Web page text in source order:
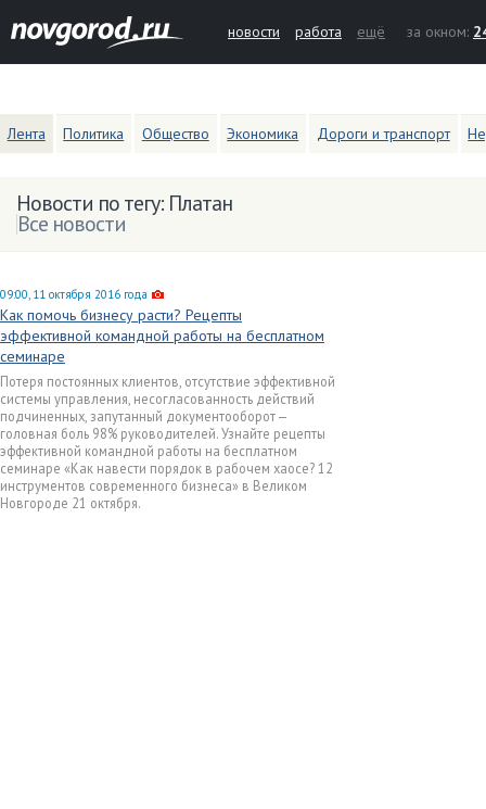
новости работа ещё за окном:
Лента Политика Общество Экономика Дороги и транспорт
Новости по тегу: Платан
Все новости
09:00, 11 октября 2016 года
Как помочь бизнесу расти? Рецепты
эффективной командной работы на бесплатном
семинаре
Потеря постоянных клиентов, отсутствие эффективной
системы управления, несогласованность действий
подчиненных, запутанный документооборот —
головная боль 98% руководителей. Узнайте рецепты
эффективной командной работы на бесплатном
семинаре «Как навести порядок в рабочем хаосе? 12
инструментов современного бизнеса» в Великом
Новгороде 21 октября.